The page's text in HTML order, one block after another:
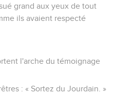
grand aux yeux de tout
ils avaient respecté
l'arche du témoignage
: « Sortez du Jourdain. »